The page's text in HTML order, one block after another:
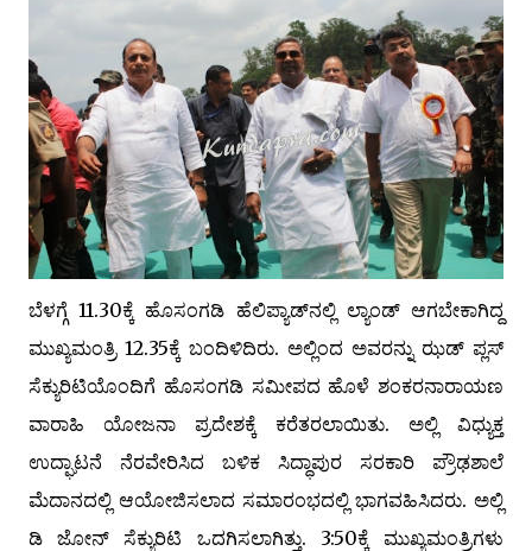
ಬೆಳಗ್ಗೆ 11.30ಕ್ಕೆ ಹೊಸಂಗಡಿ ಹೆಲಿಪ್ಯಾಡ್‌ನಲ್ಲಿ ಲ್ಯಾಂಡ್ ಆಗಬೇಕಾಗಿದ್ದ
ಮುಖ್ಯಮಂತ್ರಿ 12.35ಕ್ಕೆ ಬಂದಿಳಿದಿರು. ಅಲ್ಲಿಂದ ಅವರನ್ನು ಝಡ್ ಪ್ಲಸ್
ಸೆಕ್ಯುರಿಟಿಯೊಂದಿಗೆ ಹೊಸಂಗಡಿ ಸಮೀಪದ ಹೊಳೆ ಶಂಕರನಾರಾಯಣ
ವಾರಾಹಿ ಯೋಜನಾ ಪ್ರದೇಶಕ್ಕೆ ಕರೆತರಲಾಯಿತು. ಅಲ್ಲಿ ವಿಧ್ಯುಕ್ತ
ಉದ್ಘಾಟನೆ ನೆರವೇರಿಸಿದ ಬಳಿಕ ಸಿದ್ಧಾಪುರ ಸರಕಾರಿ ಪ್ರೌಢಶಾಲೆ
ಮೆದಾನದಲ್ಲಿ ಆಯೋಜಿಸಲಾದ ಸಮಾರಂಭದಲ್ಲಿ ಭಾಗವಹಿಸಿದರು. ಅಲ್ಲಿ
ಡಿ ಜೋನ್ ಸೆಕ್ಯುರಿಟಿ ಒದಗಿಸಲಾಗಿತ್ತು. 3:50ಕ್ಕೆ ಮುಖ್ಯಮಂತ್ರಿಗಳು